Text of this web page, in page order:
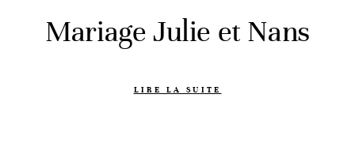
Mariage Julie et Nans
LIRE LA SUITE